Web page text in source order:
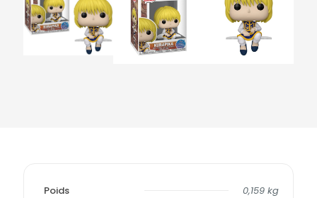
Poids
0,159 kg